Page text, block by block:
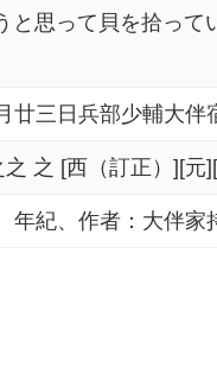
と思って貝を拾って
廿三日兵部少輔大伴
之 之 [西（訂正）][元
年紀、作者：大伴